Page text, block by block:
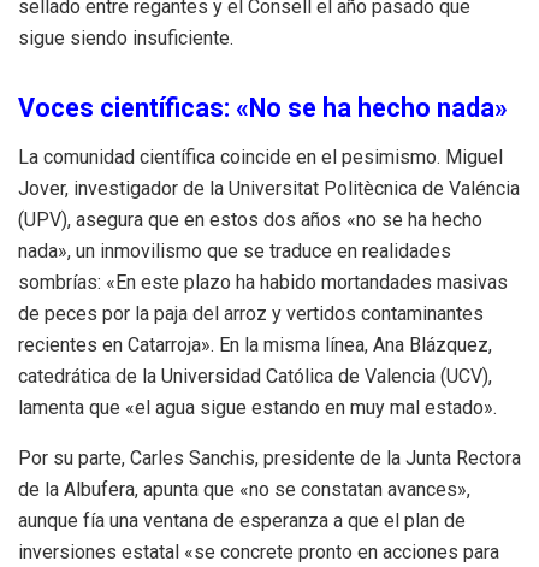
sellado entre regantes y el Consell el año pasado que
sigue siendo insuficiente.
Voces científicas: «No se ha hecho nada»
La comunidad científica coincide en el pesimismo. Miguel
Jover, investigador de la Universitat Politècnica de Valéncia
(UPV), asegura que en estos dos años «no se ha hecho
nada», un inmovilismo que se traduce en realidades
sombrías: «En este plazo ha habido mortandades masivas
de peces por la paja del arroz y vertidos contaminantes
recientes en Catarroja». En la misma línea, Ana Blázquez,
catedrática de la Universidad Católica de Valencia (UCV),
lamenta que «el agua sigue estando en muy mal estado».
Por su parte, Carles Sanchis, presidente de la Junta Rectora
de la Albufera, apunta que «no se constatan avances»,
aunque fía una ventana de esperanza a que el plan de
inversiones estatal «se concrete pronto en acciones para